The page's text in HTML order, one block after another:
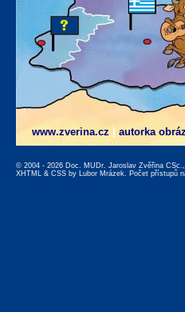
www.zverina.cz autorka
© 2004 - 2026 Doc. MUDr. Jaroslav Zvěřina
XHTML & CSS by Lubor Mrázek. Počet přístupů